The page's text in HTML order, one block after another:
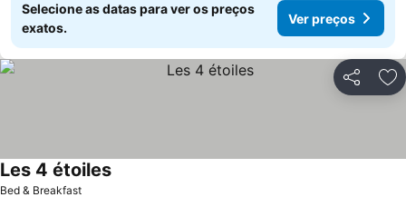
Selecione as datas para ver os preços
exatos.
Ver preços
Partilhar
Bed & Breakfast
Les 4 étoiles